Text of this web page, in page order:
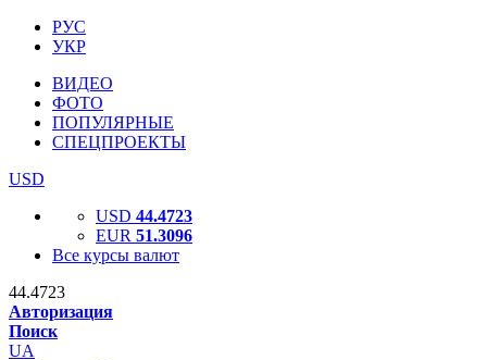
РУС
УКР
ВИДЕО
ФОТО
ПОПУЛЯРНЫЕ
СПЕЦПРОЕКТЫ
USD
USD 44.4723
EUR 51.3096
Все курсы валют
44.4723
Авторизация
Поиск
UA